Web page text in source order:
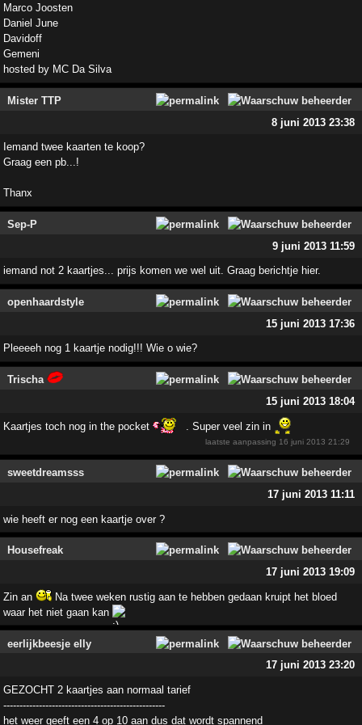
Marco Joosten
Daniel June
Davidoff
Gemeni
hosted by MC Da Silva
Mister TTP
8 juni 2013 23:38
Iemand twee kaarten te koop?
Graag een pb...!
Thanx
Sep-P
9 juni 2013 11:59
iemand not 2 kaartjes... prijs komen we wel uit. Graag berichtje hier.
openhaardstyle
15 juni 2013 17:36
Pleeeeh nog 1 kaartje nodig!!! Wie o wie?
Trischa
15 juni 2013 18:04
Kaartjes toch nog in the pocket . Super veel zin in
laatste aanpassing 16 juni 2013 21:29
sweetdreamsss
17 juni 2013 11:11
wie heeft er nog een kaartje over ?
Housefreak
17 juni 2013 19:09
Zin an
Na twee weken rustig aan te hebben gedaan kruipt het bloed
waar het niet gaan kan
eerlijkbeesje elly
17 juni 2013 23:20
GEZOCHT 2 kaartjes aan normaal tarief
--------------------------------------------------
het weer geeft een 4 op 10 aan dus dat wordt spannend